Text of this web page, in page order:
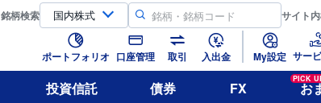
銘柄検索 サイト
ポートフォリオ 口座管理 取引 入出金 My設定 サー
投資信託 債券 FX
PICK
お